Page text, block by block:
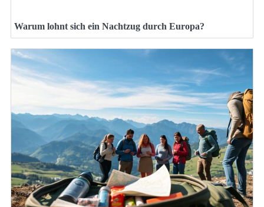
Warum lohnt sich ein Nachtzug durch Europa?